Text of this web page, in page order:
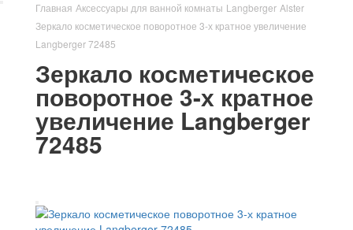
Главная Аксессуары для ванной комнаты Langberger Alster
Зеркало косметическое поворотное 3-х кратное увеличение
Langberger 72485
Зеркало косметическое
поворотное 3-х кратное
увеличение Langberger
72485